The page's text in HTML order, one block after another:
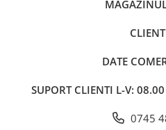
DATE
SUPORT CLIENTI L-V:
0745